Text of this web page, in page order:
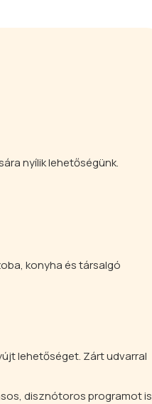
nyílik lehetőségünk.
konyha és társalgó
lehetőséget. Zárt udvarral
disznótoros programot is